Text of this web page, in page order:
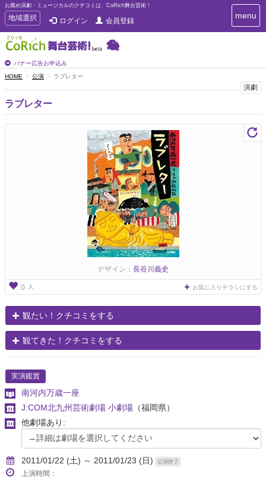
お薦め演劇・ミュージカルのクチコミは、CoRich舞台芸術！
T
o
g
g
e
n
a
v
i
地域選択 ログイン 会員登録
バナー広告お申込み
T
o
i
menu
HOME 公演 ラブレター
演劇
ラブレター
デザイン： 長谷川義史
0 人 お気に入りチラシにする
観たい！クチコミをする
観てきた！クチコミをする
実演鑑賞
南河内万歳一座
J:COM北九州芸術劇場 小劇場 （福岡県）
他劇場あり:
2011/01/22 (土) ～ 2011/01/23 (日) 公演終了
上演時間：